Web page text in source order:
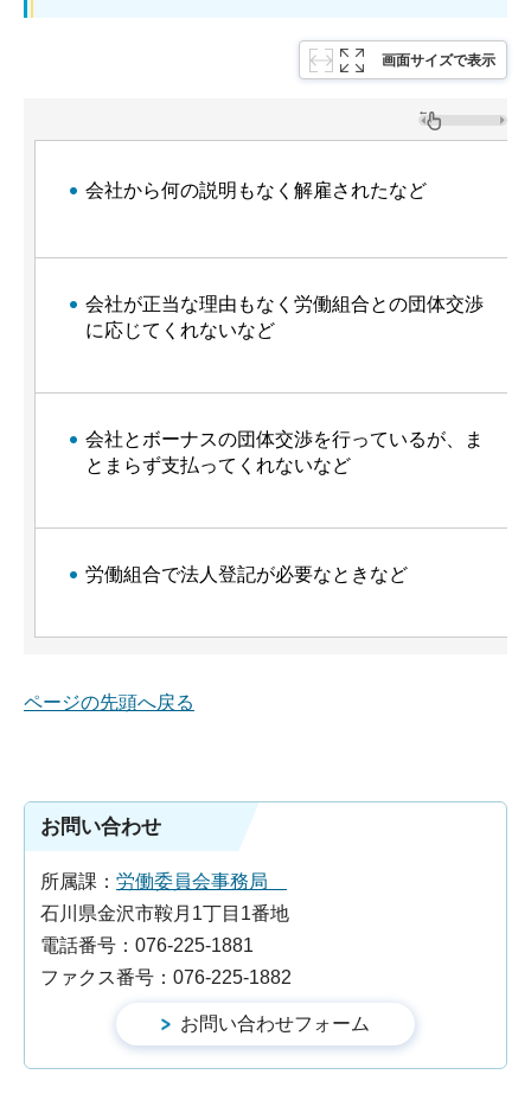
画面サイズで表示
会社から何の説明もなく解雇されたなど
会社が正当な理由もなく労働組合との団体交渉
に応じてくれないなど
会社とボーナスの団体交渉を行っているが、ま
とまらず支払ってくれないなど
労働組合で法人登記が必要なときなど
ページの先頭へ戻る
お問い合わせ
所属課： 労働委員会事務局
石川県金沢市鞍月1丁目1番地
電話番号：076-225-1881
ファクス番号：076-225-1882